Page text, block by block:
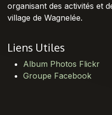
organisant des activités et
village de Wagnelée.
Liens Utiles
Album Photos Flickr
Groupe Facebook